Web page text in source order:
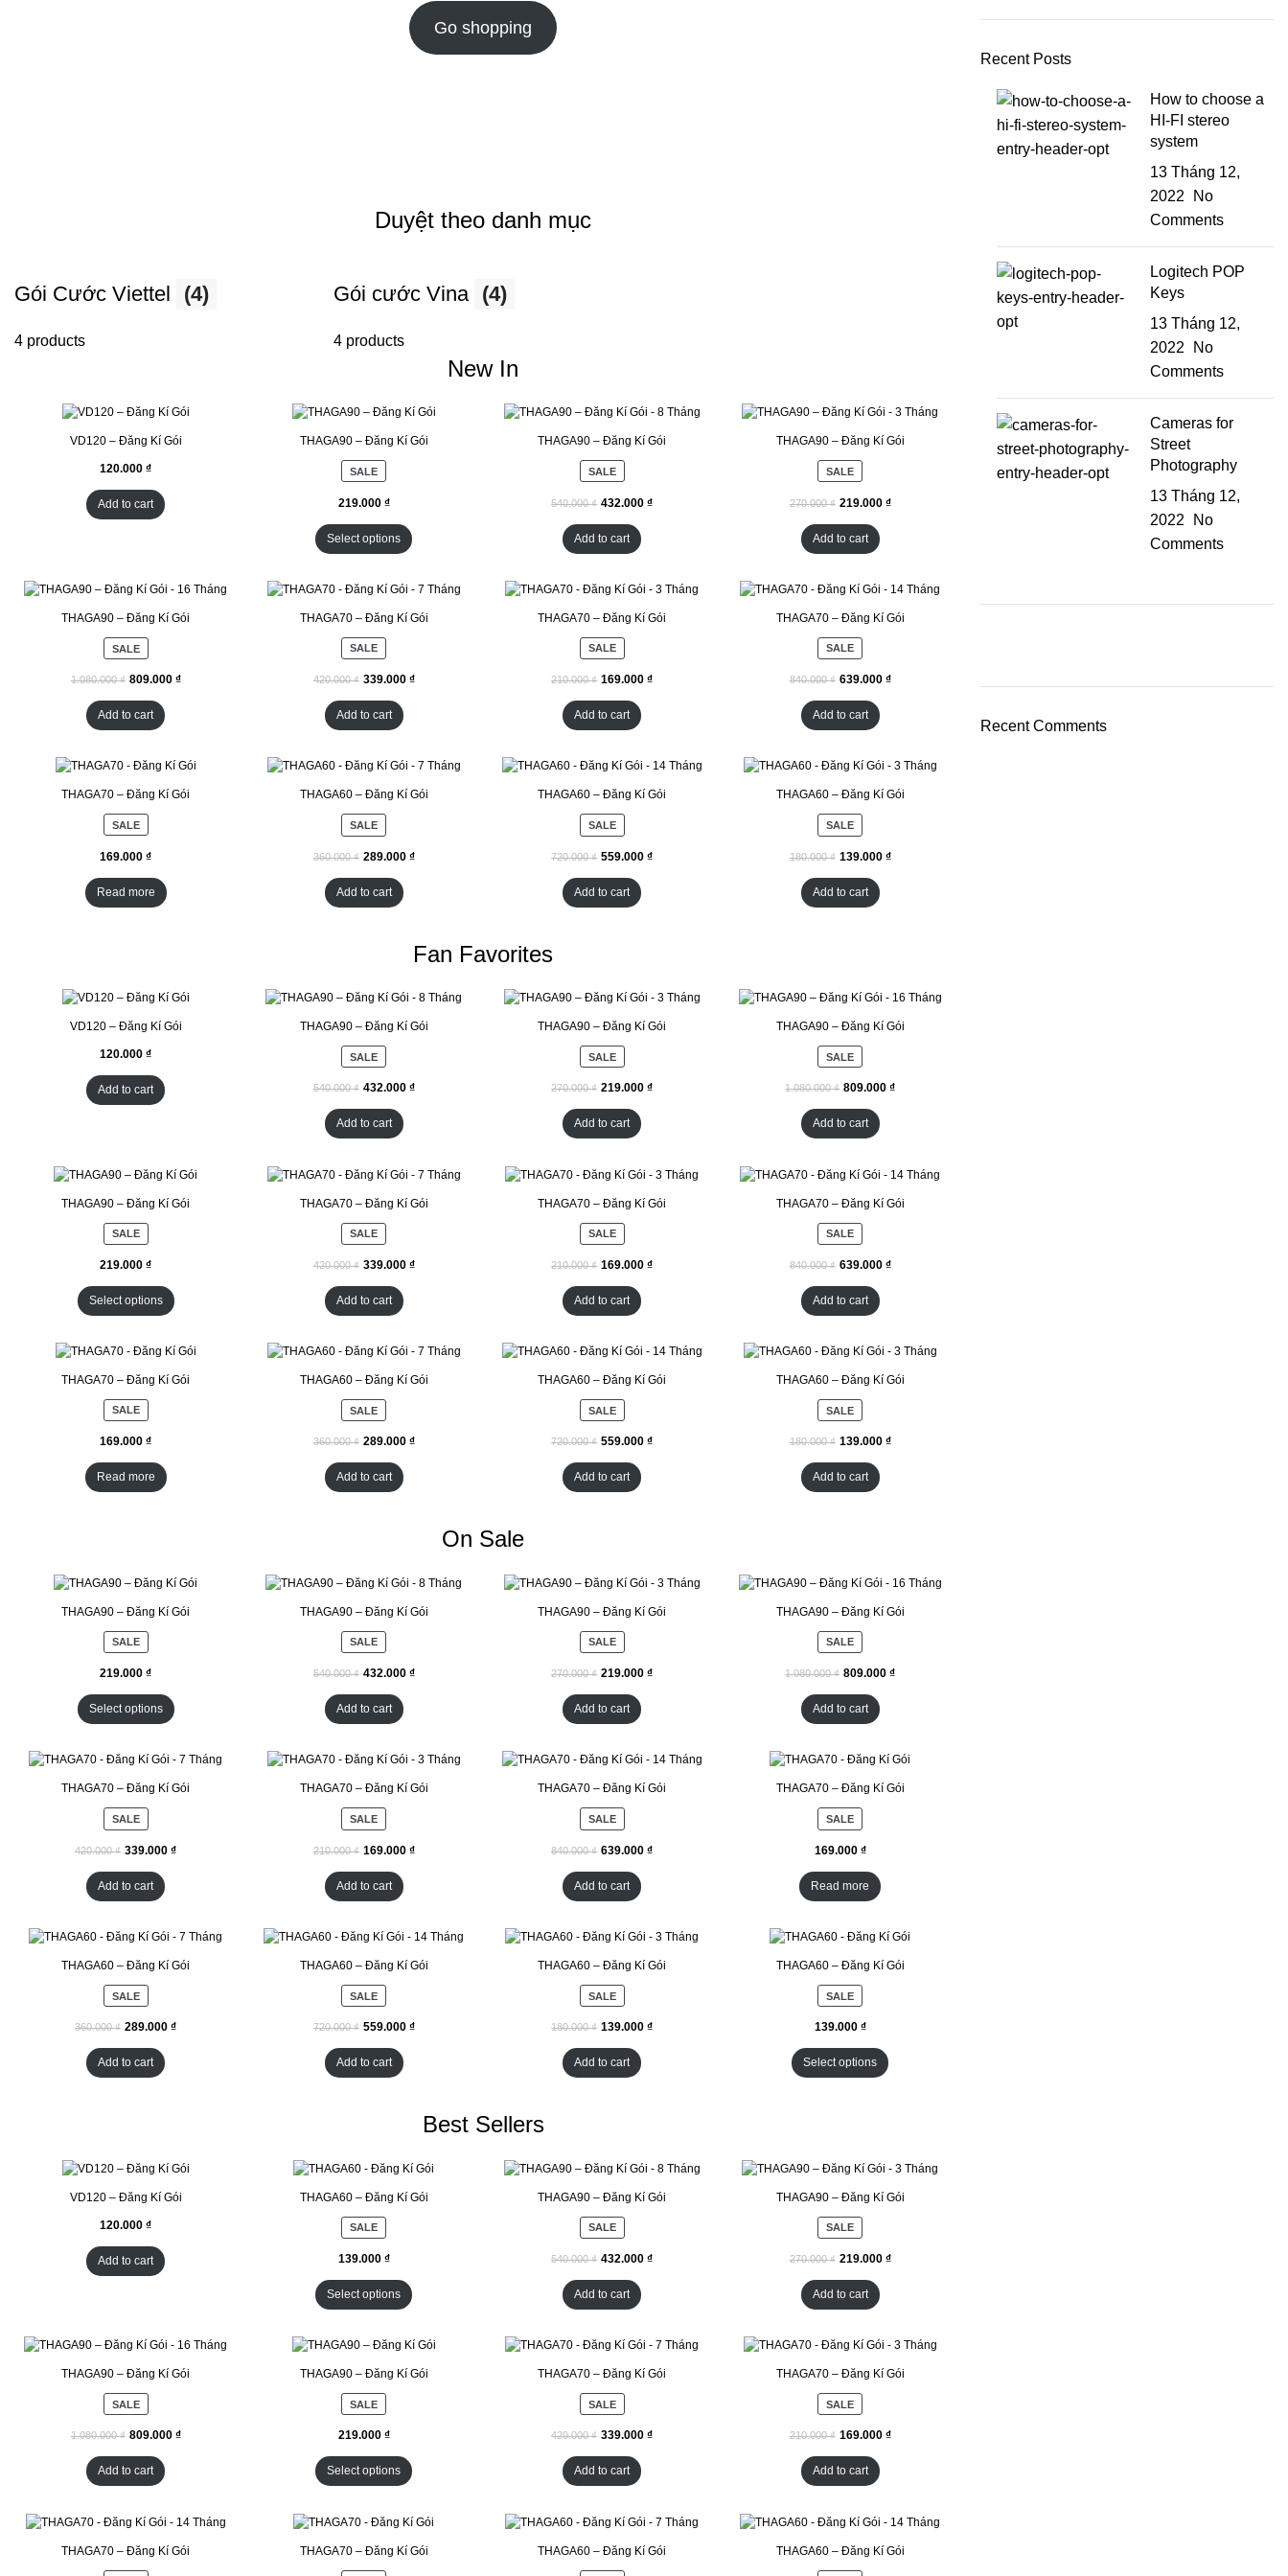
Go shopping
Duyệt theo danh mục
Gói Cước Viettel (4)
4 products
Gói cước Vina (4)
4 products
New In
VD120 – Đăng Kí Gói
Add to cart
THAGA90 – Đăng Kí Gói
SALE
Select options
THAGA90 – Đăng Kí Gói
SALE
₫ ₫
Add to cart
THAGA90 – Đăng Kí Gói
SALE
₫ ₫
Add to cart
THAGA90 – Đăng Kí Gói
SALE
₫ ₫
Add to cart
THAGA70 – Đăng Kí Gói
SALE
₫ ₫
Add to cart
THAGA70 – Đăng Kí Gói
SALE
₫ ₫
Add to cart
THAGA70 – Đăng Kí Gói
SALE
₫ ₫
Add to cart
THAGA70 – Đăng Kí Gói
SALE
Read more
THAGA60 – Đăng Kí Gói
SALE
₫ ₫
Add to cart
THAGA60 – Đăng Kí Gói
SALE
₫ ₫
Add to cart
THAGA60 – Đăng Kí Gói
SALE
₫ ₫
Add to cart
Fan Favorites
VD120 – Đăng Kí Gói
Add to cart
THAGA90 – Đăng Kí Gói
SALE
₫ ₫
Add to cart
THAGA90 – Đăng Kí Gói
SALE
₫ ₫
Add to cart
THAGA90 – Đăng Kí Gói
SALE
₫ ₫
Add to cart
THAGA90 – Đăng Kí Gói
SALE
Select options
THAGA70 – Đăng Kí Gói
SALE
₫ ₫
Add to cart
THAGA70 – Đăng Kí Gói
SALE
₫ ₫
Add to cart
THAGA70 – Đăng Kí Gói
SALE
₫ ₫
Add to cart
THAGA70 – Đăng Kí Gói
SALE
Read more
THAGA60 – Đăng Kí Gói
SALE
₫ ₫
Add to cart
THAGA60 – Đăng Kí Gói
SALE
₫ ₫
Add to cart
THAGA60 – Đăng Kí Gói
SALE
₫ ₫
Add to cart
On Sale
THAGA90 – Đăng Kí Gói
SALE
Select options
THAGA90 – Đăng Kí Gói
SALE
₫ ₫
Add to cart
THAGA90 – Đăng Kí Gói
SALE
₫ ₫
Add to cart
THAGA90 – Đăng Kí Gói
SALE
₫ ₫
Add to cart
THAGA70 – Đăng Kí Gói
SALE
₫ ₫
Add to cart
THAGA70 – Đăng Kí Gói
SALE
₫ ₫
Add to cart
THAGA70 – Đăng Kí Gói
SALE
₫ ₫
Add to cart
THAGA70 – Đăng Kí Gói
SALE
Read more
THAGA60 – Đăng Kí Gói
SALE
₫ ₫
Add to cart
THAGA60 – Đăng Kí Gói
SALE
₫ ₫
Add to cart
THAGA60 – Đăng Kí Gói
SALE
₫ ₫
Add to cart
THAGA60 – Đăng Kí Gói
SALE
Select options
Best Sellers
VD120 – Đăng Kí Gói
Add to cart
THAGA60 – Đăng Kí Gói
SALE
Select options
THAGA90 – Đăng Kí Gói
SALE
₫ ₫
Add to cart
THAGA90 – Đăng Kí Gói
SALE
₫ ₫
Add to cart
THAGA90 – Đăng Kí Gói
SALE
₫ ₫
Add to cart
THAGA90 – Đăng Kí Gói
SALE
Select options
THAGA70 – Đăng Kí Gói
SALE
₫ ₫
Add to cart
THAGA70 – Đăng Kí Gói
SALE
₫ ₫
Add to cart
THAGA70 – Đăng Kí Gói THAGA70 – Đăng Kí Gói THAGA60 – Đăng Kí Gói THAGA60 – Đăng Kí Gói
Recent Posts
How to choose a
HI-FI stereo
system
13 Tháng 12,
2022
No
Comments
Logitech POP
Keys
13 Tháng 12,
2022
No
Comments
Cameras for
Street
Photography
13 Tháng 12,
2022
No
Comments
Recent Comments